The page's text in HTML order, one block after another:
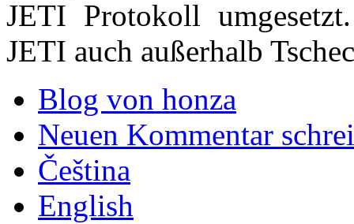
JETI Protokoll
JETI auch außerhalb
Blog von honza
Neuen Kommentar
Čeština
English